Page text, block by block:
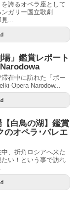
誇るオペラ座として
ガリー国立歌劇
見...
場」鑑賞レポート
在中に訪れた「ポー
Opera Narodow...
白鳥の湖】鑑賞
のオペラ･バレエ
、折角ロシアへ来た
い！という事で訪れ